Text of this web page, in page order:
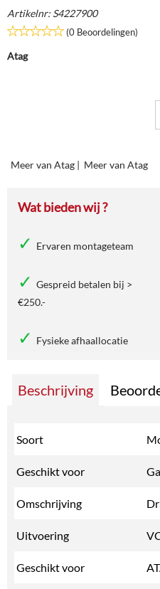
Artikelnr: S4227900
(0 Beoordelingen)
Atag
Meer van Atag | Meer van Atag
Wat bieden wij ?
Ervaren montageteam
Gespreid betalen bij >
€250.-
Fysieke afhaallocatie
Beschrijving
Soort
Geschikt voor
Omschrijving
Uitvoering
Geschikt voor